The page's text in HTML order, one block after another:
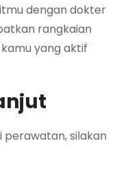
dengan dokter
rangkaian
yang aktif
silakan